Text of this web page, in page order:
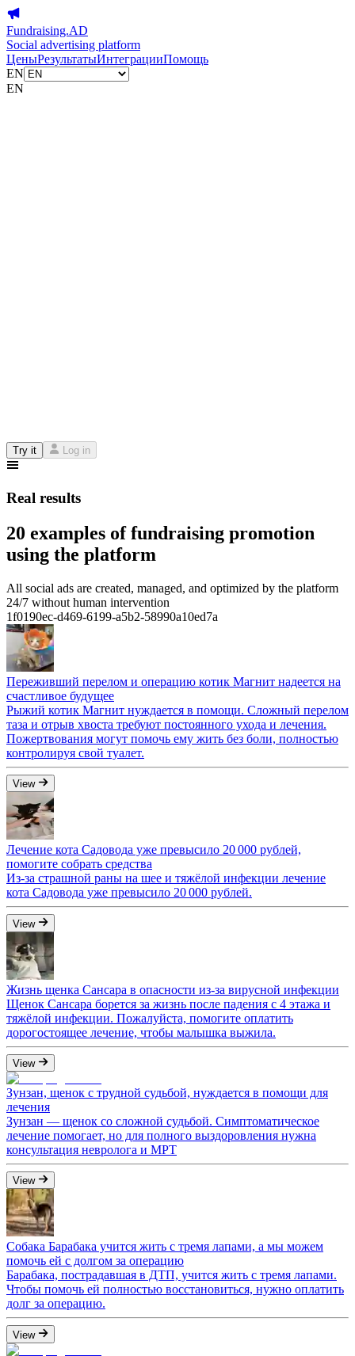
Fundraising.AD
Social advertising platform
ЦеныРезультатыИнтеграцииПомощь
EN
EN
Try it Log in
Real results
20 examples of fundraising promotion
using the platform
All social ads are created, managed, and optimized by the platform
24/7 without human intervention
1f0190ec-d469-6199-a5b2-58990a10ed7a
Переживший перелом и операцию котик Магнит надеется на
счастливое будущее
Рыжий котик Магнит нуждается в помощи. Сложный перелом
таза и отрыв хвоста требуют постоянного ухода и лечения.
Пожертвования могут помочь ему жить без боли, полностью
контролируя свой туалет.
View
Лечение кота Садовода уже превысило 20 000 рублей,
помогите собрать средства
Из-за страшной раны на шее и тяжёлой инфекции лечение
кота Садовода уже превысило 20 000 рублей.
View
Жизнь щенка Сансара в опасности из-за вирусной инфекции
Щенок Сансара борется за жизнь после падения с 4 этажа и
тяжёлой инфекции. Пожалуйста, помогите оплатить
дорогостоящее лечение, чтобы малышка выжила.
View
Зунзан, щенок с трудной судьбой, нуждается в помощи для
лечения
Зунзан — щенок со сложной судьбой. Симптоматическое
лечение помогает, но для полного выздоровления нужна
консультация невролога и МРТ
View
Собака Барабака учится жить с тремя лапами, а мы можем
помочь ей с долгом за операцию
Барабака, пострадавшая в ДТП, учится жить с тремя лапами.
Чтобы помочь ей полностью восстановиться, нужно оплатить
долг за операцию.
View